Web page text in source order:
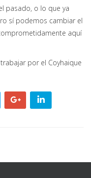
pasado, o lo que ya
sí podemos cambiar el
aquí
por el Coyhaique